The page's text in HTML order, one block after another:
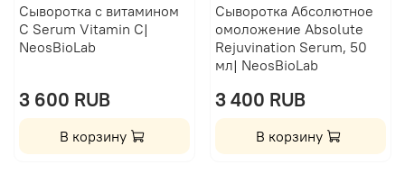
Сыворотка с витамином
С Serum Vitamin C|
NeosBioLab
3 600 RUB
В корзину
Сыворотка Абсолютное
омоложение Absolute
Rejuvination Serum, 50
мл| NeosBioLab
3 400 RUB
В корзину